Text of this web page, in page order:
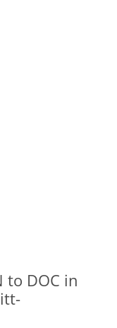
to DOC in